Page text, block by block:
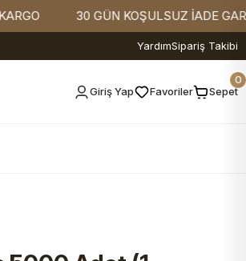
30 GÜN KOŞULSUZ İADE GARANTİSİ
YardımSipariş Takibi
Giriş Yap Favoriler Sepet
0